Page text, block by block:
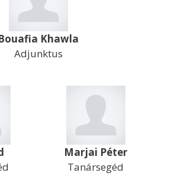
Khawla
Adjunktus
Marjai Péter
Tanársegéd